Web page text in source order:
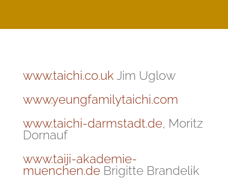
www.taichi.co.uk Jim Uglow
www.yeungfamilytaichi.com
www.taichi-darmstadt.de, Moritz
Dornauf
www.taiji-akademie-
muenchen.deBrigitte Brandelik